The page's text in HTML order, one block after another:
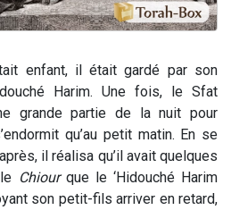
enfant, il était gardé par son
Harim. Une fois, le Sfat
grande partie de la nuit pour
qu’au petit matin. En se
il réalisa qu’il avait quelques
Chiourque le ‘Hidouché Harim
son petit-fils arriver en retard,